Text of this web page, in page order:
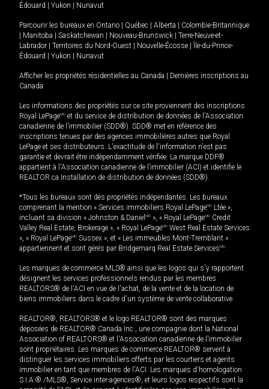
Édouard
Yukon Nunavut
Parcourir les bureaux en Ontario Québec Alberta
Colombie-Britannique
Manitoba Saskatchewan Nouveau-Brunswick
Terre-Neuve-et-
Labrador
Territoires du Nord-Ouest Nouvelle-Écosse
Île-du-Prince-
Édouard
Yukon Nunavut
Afficher les propriétés résidentielles au Canada
Dernières inscriptions au
Canada
Les informations des propriétés sur ce site proviennent des inscriptions
Royal LePageMD et du service de distribution de données de l'Association
canadienne de l’immobilier (SDD®). SDD® met en référence des
inscriptions tenues par des agences immobilières autres que Royal
LePage et ses distributeurs. L'exactitude de l'information n'est pas
garantie et devrait être indépendamment vérifiée. La marque DDF®
appartient à l'Association canadienne de l’immobilier (ACI) et identifie le
REALTOR.ca Installation de distribution de données (SDD®).
*Tous les bureaux sont des propriétés indépendantes. Les bureaux
comprenant la mention « Services immobiliers Royal LePageMD Ltée »,
incluant sa division « Johnston & Daniel MD », « Royal LePageMD Credit
Valley Real Estate, Brokerage », « Royal LePageMD West Real Estate Services
», « Royal LePageMD Sussex », et « Les immeubles Mont-Tremblant »
appartiennent et sont gérés par Bridgemarq Real Estate ServicesMD.
Les marques de commerce MLS® ainsi que les logos qui s'y rapportent
désignent les services professionnels rendus par les membres
REALTORS® de l'ACI en vue de l'achat, de la vente et de la location de
biens immobiliers dans le cadre d'un système de vente collaborative.
REALTOR®, REALTORS® et le logo REALTOR® sont des marques
déposées de REALTOR® Canada Inc., une compagnie dont la National
Association of REALTORS® et l'Association canadienne de l’immobilier
sont propriétaires. Les marques de commerce REALTOR® servent à
distinguer les services immobiliers offerts par les courtiers et agents
immobilier en tant que membres de l'ACI. Les marques d'homologation
S.I.A.® /MLS®, Service inter-agences®, et leurs logos respectifs sont la